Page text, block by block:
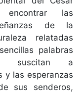
las
de la
relatadas
palabras
suscitan a
y las esperanzas
sus senderos,